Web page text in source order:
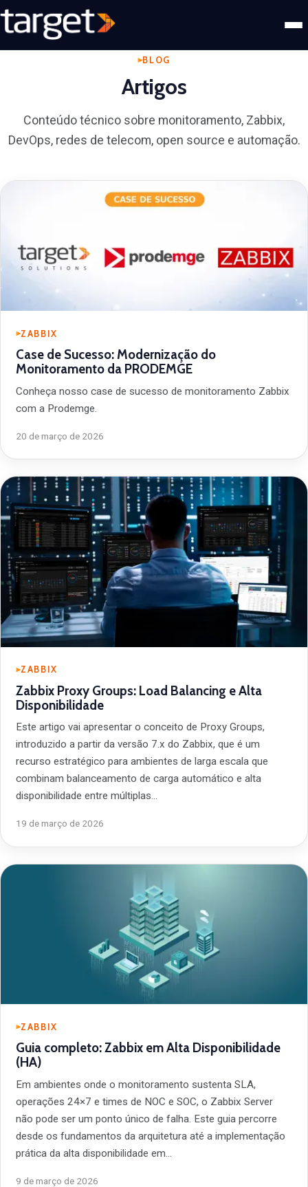
BLOG
Artigos
Conteúdo técnico sobre monitoramento, Zabbix,
DevOps, redes de telecom, open source e automação.
ZABBIX
Case de Sucesso: Modernização do
Monitoramento da PRODEMGE
Conheça nosso case de sucesso de monitoramento Zabbix
com a Prodemge.
20 de março de 2026
ZABBIX
Zabbix Proxy Groups: Load Balancing e Alta
Disponibilidade
Este artigo vai apresentar o conceito de Proxy Groups,
introduzido a partir da versão 7.x do Zabbix, que é um
recurso estratégico para ambientes de larga escala que
combinam balanceamento de carga automático e alta
disponibilidade entre múltiplas…
19 de março de 2026
ZABBIX
Guia completo: Zabbix em Alta Disponibilidade
(HA)
Em ambientes onde o monitoramento sustenta SLA,
operações 24×7 e times de NOC e SOC, o Zabbix Server
não pode ser um ponto único de falha. Este guia percorre
desde os fundamentos da arquitetura até a implementação
prática da alta disponibilidade em…
9 de março de 2026